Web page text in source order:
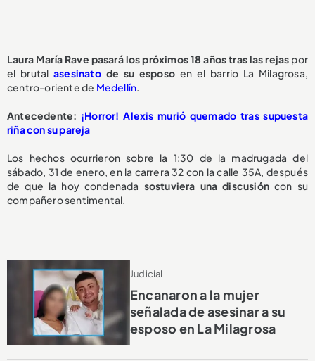
Laura María Rave pasará lospróximos 18 añostras las rejas por
el brutalasesinatode su esposo en el barrio La Milagrosa,
centro-oriente de Medellín.
Antecedente: ¡Horror! Alexis murió quemado tras supuesta
riña con su pareja
Los hechos ocurrieron sobre la 1:30 de la madrugada del
sábado, 31 de enero, en la carrera 32 con la calle 35A, después
de que la hoy condenada sostuviera una discusión con su
compañero sentimental.
Judicial
Encanaron a la mujer
señalada de asesinar a su
esposo en La Milagrosa